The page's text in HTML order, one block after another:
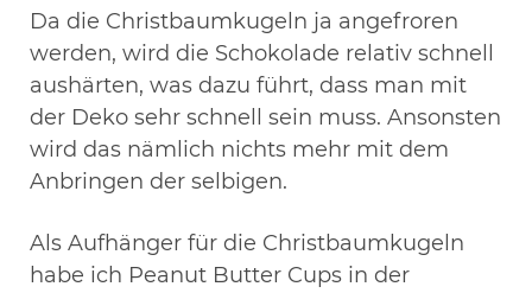
Da die Christbaumkugeln ja angefroren
werden, wird die Schokolade relativ schnell
aushärten, was dazu führt, dass man mit
der Deko sehr schnell sein muss. Ansonsten
wird das nämlich nichts mehr mit dem
Anbringen der selbigen.
Als Aufhänger für die Christbaumkugeln
habe ich Peanut Butter Cups in der